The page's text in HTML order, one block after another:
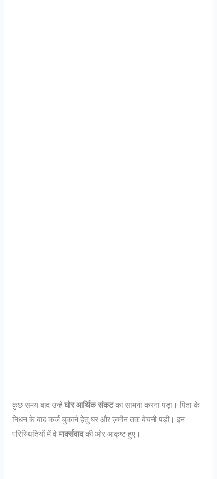
कुछ समय बाद उन्हेंघोर आर्थिक संकटका सामना करना पड़ा। पिता के
निधन के बाद कर्ज चुकाने हेतु घर और ज़मीन तक बेचनी पड़ी। इन
परिस्थितियों में वेमार्क्सवादकी ओर आकृष्ट हुए।